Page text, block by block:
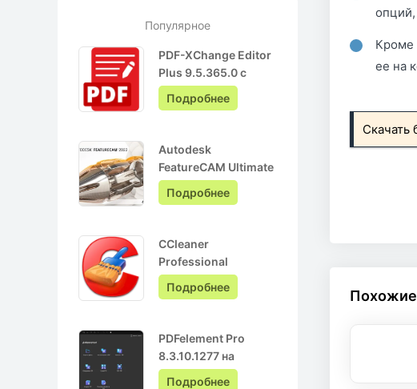
Популярное
PDF-XChange Editor
Plus 9.5.365.0 с
ключом лицензии +
Pro на Русском
Подробнее
Autodesk
FeatureCAM Ultimate
2022.0.3 + crack
Подробнее
CCleaner
Professional
6.05.10110 + ключ
активации + Repack
Подробнее
PDFelement Pro
8.3.10.1277 на
Русском с ключом
Подробнее
опций,
Кроме
ее на
Скачать